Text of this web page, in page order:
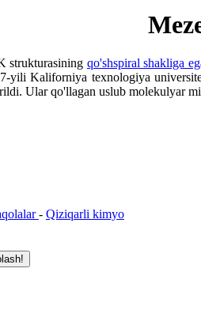
strukturasining qo'shspiral shakliga
yili Kaliforniya texnologiya
Ular qo'llagan uslub molekulyar
- Qiziqarli kimyo